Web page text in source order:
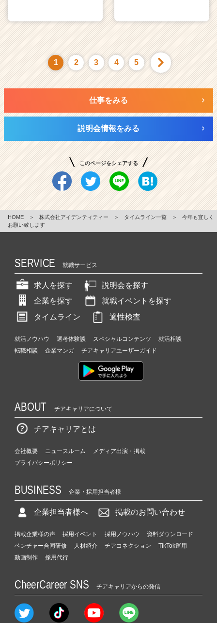
1 2 3 4 5
仕事をみる
説明会情報をみる
このページをシェアする
HOME ＞ 株式会社アイデンティティー ＞ タイムライン一覧 ＞
今年も宜しく
お願い致します
SERVICE 就職サービス
求人を探す
説明会を探す
企業を探す
就職イベントを探す
タイムライン
適性検査
就活ノウハウ 選考体験談 スペシャルコンテンツ
就活相談
転職相談
企業マンガ チアキャリアユーザーガイド
ABOUT チアキャリアについて
チアキャリアとは
会社概要 ニュースルーム
メディア出演・掲載
プライバシーポリシー
BUSINESS 企業・採用担当者様
企業担当者様へ 掲載のお問い合わせ
掲載企業様の声 採用イベント 採用ノウハウ
資料ダウンロード
ベンチャー合同研修
人材紹介 チアコネクション
TikTok運用
動画制作
採用代行
CheerCareer SNS チアキャリアからの発信